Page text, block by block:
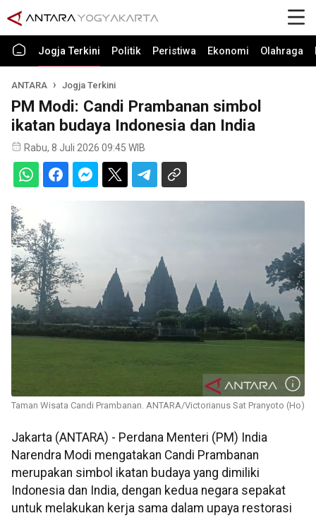
Jogja Terkini Politik Peristiwa Ekonomi Olahraga
ANTARA Jogja Terkini
PM Modi: Candi Prambanan simbol
ikatan budaya Indonesia dan India
Rabu, 8 Juli 2026 09:45 WIB
Taman Wisata Candi Prambanan. ANTARA/Victorianus Sat Pranyoto (Ho)
Jakarta (ANTARA) - Perdana Menteri (PM) India
Narendra Modi mengatakan Candi Prambanan
merupakan simbol ikatan budaya yang dimiliki
Indonesia dan India, dengan kedua negara sepakat
untuk melakukan kerja sama dalam upaya restorasi